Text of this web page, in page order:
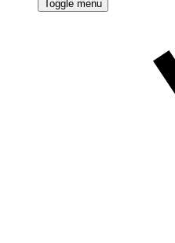
Toggle menu